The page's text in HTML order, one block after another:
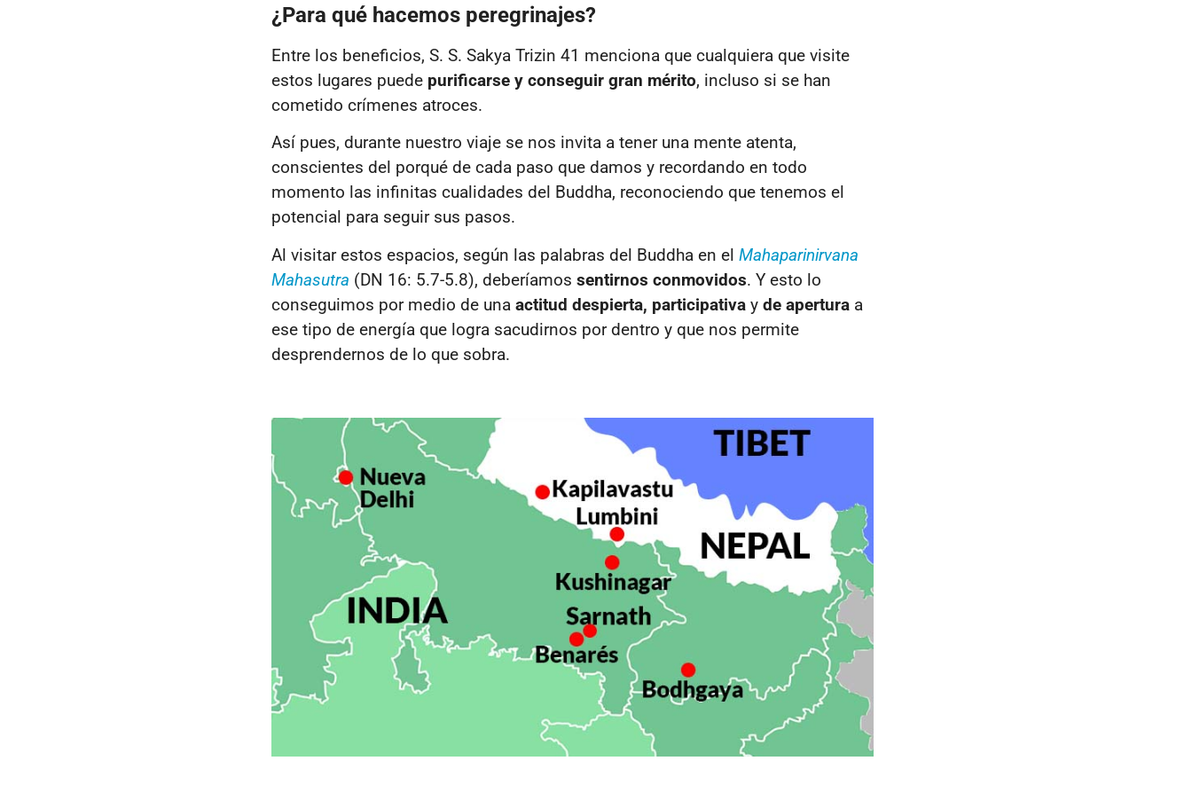
¿Para qué hacemos peregrinajes?
Entre los beneficios, S. S. Sakya Trizin 41 menciona que cualquiera que visite
estos lugares puede purificarse y conseguir gran mérito, incluso si se han
cometido crímenes atroces.
Así pues, durante nuestro viaje se nos invita a tener una mente atenta,
conscientes del porqué de cada paso que damos y recordando en todo
momento las infinitas cualidades del Buddha, reconociendo que tenemos el
potencial para seguir sus pasos.
Al visitar estos espacios, según las palabras del Buddha en el Mahaparinirvana
Mahasutra (DN 16: 5.7-5.8), deberíamos sentirnos conmovidos. Y esto lo
conseguimos por medio de una actitud despierta, participativay de aperturaa
ese tipo de energía que logra sacudirnos por dentro y que nos permite
desprendernos de lo que sobra.